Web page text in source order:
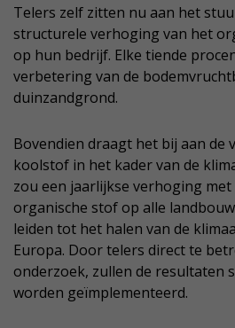
Telers zelf zitten nu aan het
structurele verhoging van het
op hun bedrijf. Elke tiende
verbetering van de
duinzandgrond.
Bovendien draagt het bij aan de
koolstof in het kader van de
zou een jaarlijkse verhoging
organische stof op alle
leiden tot het halen van de
Europa. Door telers direct te
onderzoek, zullen de resultaten
worden geïmplementeerd.